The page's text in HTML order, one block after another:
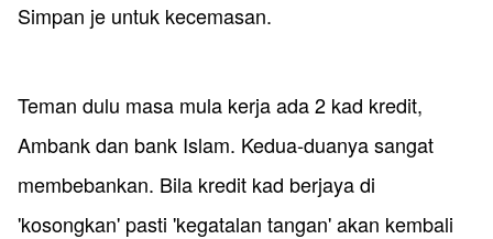
Simpan je untuk kecemasan.
Teman dulu masa mula kerja ada 2 kad kredit,
Ambank dan bank Islam. Kedua-duanya sangat
membebankan. Bila kredit kad ​berjaya di
'kosongkan' pasti 'kegatalan tangan' akan kembali